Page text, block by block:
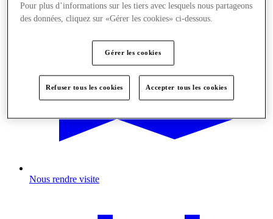
Nous rendre visite
Pour plus d’informations sur les tiers avec lesquels nous partageons
des données, cliquez sur «Gérer les cookies» ci-dessous.
Gérer les cookies
Refuser tous les cookies Accepter tous les cookies